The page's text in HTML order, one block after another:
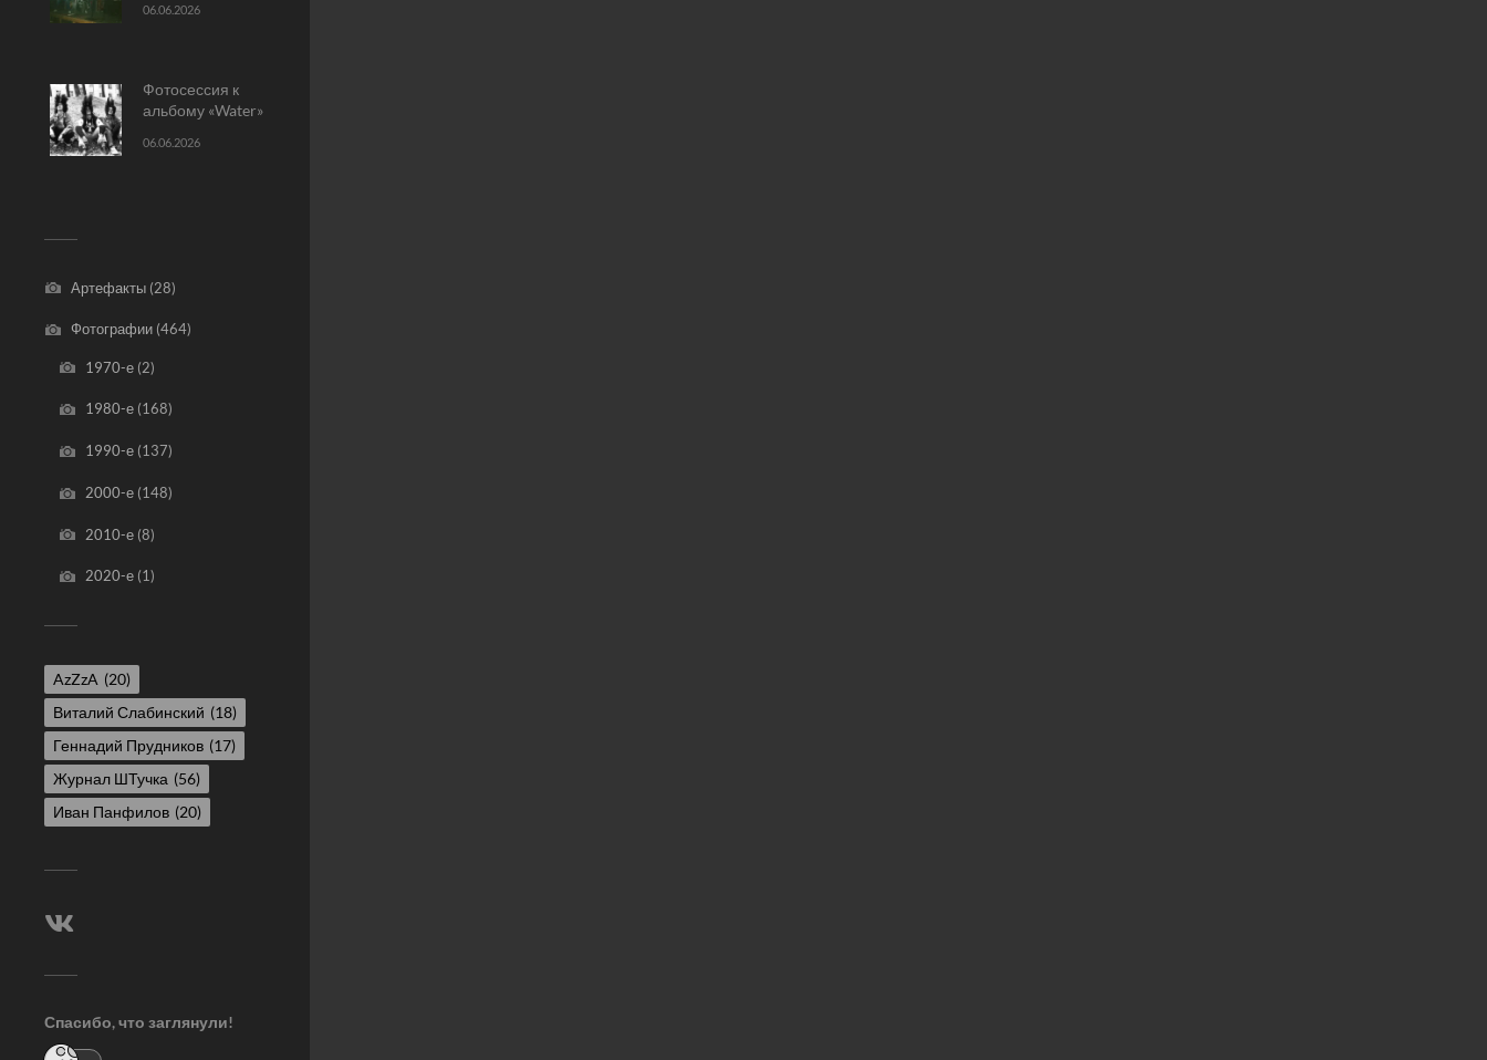
06.06.2026
Фотосессия к
альбому «Water»
06.06.2026
Артефакты (28)
Фотографии (464)
1970-е(2)
1980-е(168)
1990-е(137)
2000-е(148)
2010-е(8)
2020-е(1)
AzZzA (20)
Виталий Слабинский (18)
Геннадий Прудников (17)
Журнал ШТучка (56)
Иван Панфилов (20)
Спасибо, что заглянули!